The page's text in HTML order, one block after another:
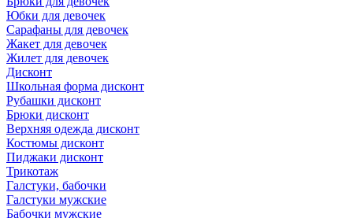
Юбки для девочек
Сарафаны для девочек
Жакет для девочек
Жилет для девочек
Дисконт
Школьная форма дисконт
Рубашки дисконт
Брюки дисконт
Верхняя одежда дисконт
Костюмы дисконт
Пиджаки дисконт
Трикотаж
Галстуки, бабочки
Галстуки мужские
Бабочки мужские